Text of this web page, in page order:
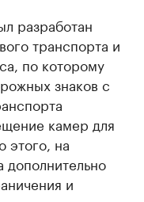
разработан
транспорта и
по которому
знаков с
камер для
этого, на
дополнительно
и